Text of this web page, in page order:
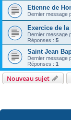
Etienne de
Dernier message
Exercice de
Dernier message
Réponses : 5
Saint Jean
Dernier message
Réponses : 1
Nouveau sujet